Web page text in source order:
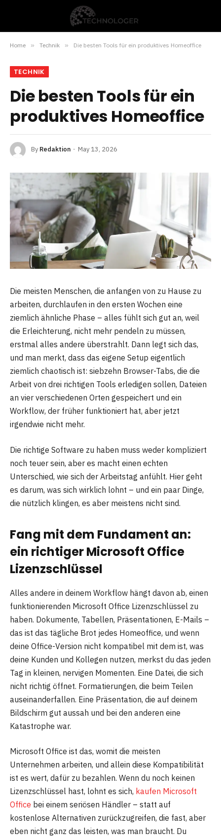
Home » Technik » Die besten Tools für ein produktives Homeoffice
TECHNIK
Die besten Tools für ein
produktives Homeoffice
By Redaktion May 13, 2026
Die meisten Menschen, die anfangen von zu Hause zu
arbeiten, durchlaufen in den ersten Wochen eine
ziemlich ähnliche Phase – alles fühlt sich gut an, weil
die Erleichterung, nicht mehr pendeln zu müssen,
erstmal alles andere überstrahlt. Dann legt sich das,
und man merkt, dass das eigene Setup eigentlich
ziemlich chaotisch ist: siebzehn Browser-Tabs, die die
Arbeit von drei richtigen Tools erledigen sollen, Dateien
an vier verschiedenen Orten gespeichert und ein
Workflow, der früher funktioniert hat, aber jetzt
irgendwie nicht mehr.
Die richtige Software zu haben muss weder kompliziert
noch teuer sein, aber es macht einen echten
Unterschied, wie sich der Arbeitstag anfühlt. Hier geht
es darum, was sich wirklich lohnt – und ein paar Dinge,
die nützlich klingen, es aber meistens nicht sind.
Fang mit dem Fundament an:
ein richtiger Microsoft Office
Lizenzschlüssel
Alles andere in deinem Workflow hängt davon ab, einen
funktionierenden Microsoft Office Lizenzschlüssel zu
haben. Dokumente, Tabellen, Präsentationen, E-Mails –
das ist das tägliche Brot jedes Homeoffice, und wenn
deine Office-Version nicht kompatibel mit dem ist, was
deine Kunden und Kollegen nutzen, merkst du das jeden
Tag in kleinen, nervigen Momenten. Eine Datei, die sich
nicht richtig öffnet. Formatierungen, die beim Teilen
auseinanderfallen. Eine Präsentation, die auf deinem
Bildschirm gut aussah und bei den anderen eine
Katastrophe war.
Microsoft Office ist das, womit die meisten
Unternehmen arbeiten, und allein diese Kompatibilität
ist es wert, dafür zu bezahlen. Wenn du noch keinen
Lizenzschlüssel hast, lohnt es sich, kaufen Microsoft
Office bei einem seriösen Händler – statt auf
kostenlose Alternativen zurückzugreifen, die fast, aber
eben nicht ganz das leisten, was man braucht. Du